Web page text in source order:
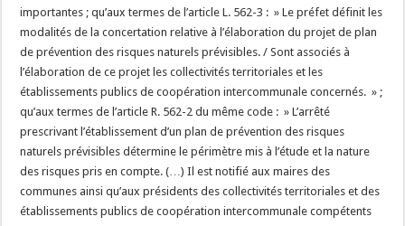
importantes ; qu’aux termes de l’article L. 562-3 : » Le préfet définit les
modalités de la concertation relative à l’élaboration du projet de plan
de prévention des risques naturels prévisibles. / Sont associés à
l’élaboration de ce projet les collectivités territoriales et les
établissements publics de coopération intercommunale concernés. » ;
qu’aux termes de l’article R. 562-2 du même code : » L’arrêté
prescrivant l’établissement d’un plan de prévention des risques
naturels prévisibles détermine le périmètre mis à l’étude et la nature
des risques pris en compte. (…) Il est notifié aux maires des
communes ainsi qu’aux présidents des collectivités territoriales et des
établissements publics de coopération intercommunale compétents